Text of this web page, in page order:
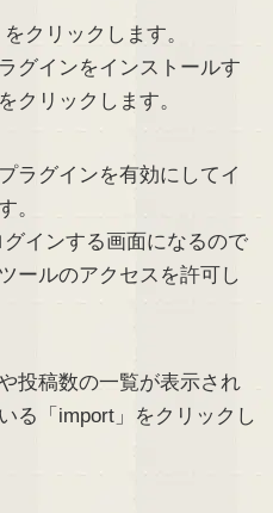
クリックします。
グインをインストールす
クリックします。
ラグインを有効にしてイ
。
インする画面になるので
ールのアクセスを許可し
投稿数の一覧が表示され
る「import」をクリックし